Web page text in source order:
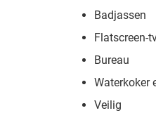
Badjassen
Flatscreen-
Bureau
Waterkoker
Veilig